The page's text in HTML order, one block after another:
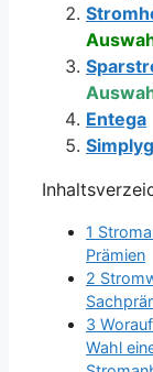
Entega
1
Prämien
2
3
Wahl